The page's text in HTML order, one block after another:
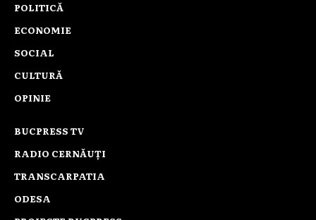
POLITICĂ
ECONOMIE
SOCIAL
CULTURĂ
OPINIE
BUCPRESS TV
RADIO CERNĂUȚI
TRANSCARPATIA
ODESA